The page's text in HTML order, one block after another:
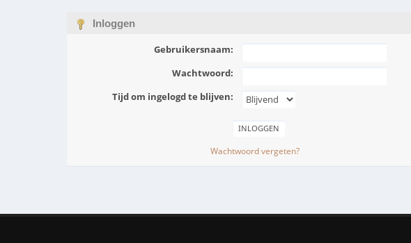
Inloggen
Gebruikersnaam:
Wachtwoord:
Tijd om ingelogd te blijven:
Wachtwoord vergeten?